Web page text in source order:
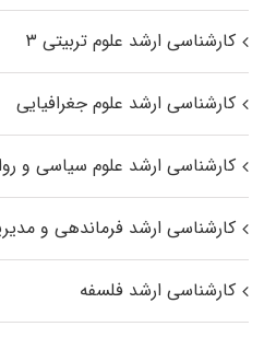
کارشناسی ارشد علوم تربیتی ۳
کارشناسی ارشد علوم جغرافیایی
کارشناسی ارشد علوم سیاسی و
کارشناسی ارشد فرماندهی و
کارشناسی ارشد فلسفه